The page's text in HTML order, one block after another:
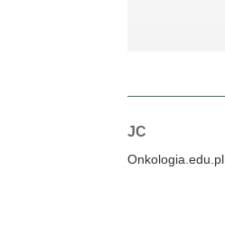
Autorzy:
JC
Onkologia.edu.pl